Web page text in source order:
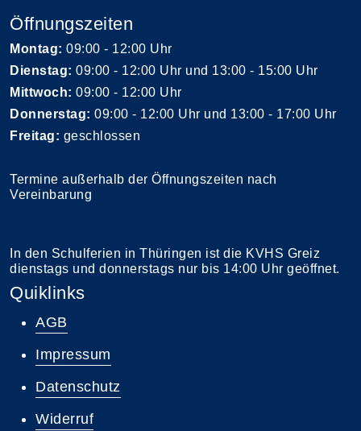
Öffnungszeiten
Montag: 09:00 - 12:00 Uhr
Dienstag: 09:00 - 12:00 Uhr und 13:00 - 15:00 Uhr
Mittwoch: 09:00 - 12:00 Uhr
Donnerstag: 09:00 - 12:00 Uhr und 13:00 - 17:00 Uhr
Freitag: geschlossen
Termine außerhalb der Öffnungszeiten nach
Vereinbarung
In den Schulferien in Thüringen ist die KVHS Greiz
dienstags und donnerstags nur bis 14:00 Uhr geöffnet.
Quiklinks
AGB
Impressum
Datenschutz
Widerruf